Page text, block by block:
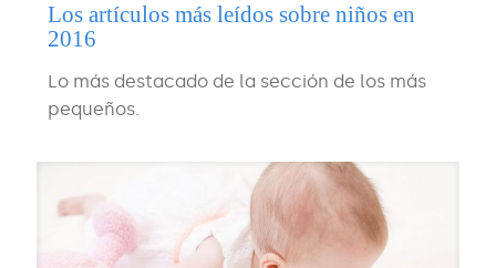
Los artículos más leídos sobre niños en
2016
Lo más destacado de la sección de los más
pequeños.